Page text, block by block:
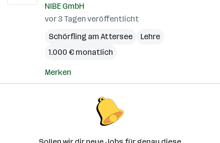
NIBE GmbH
vor 3 Tagen veröffentlicht
Schörfling am Attersee
Lehre
1.000 € monatlich
Merken